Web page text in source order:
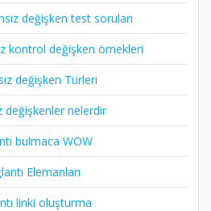
değişken test soruları
kontrol değişken örnekleri
değişken Türleri
değişkenler nelerdir
bulmaca WOW
Elemanları
linki oluşturma